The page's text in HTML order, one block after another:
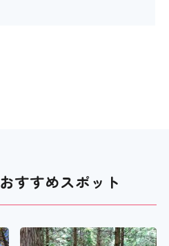
おすすめスポット